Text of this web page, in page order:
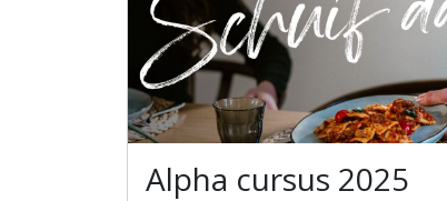
Alpha cursus 2025